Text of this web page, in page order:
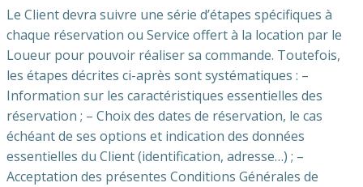
Le Client devra suivre une série d’étapes spécifiques à
chaque réservation ou Service offert à la location par le
Loueur pour pouvoir réaliser sa commande. Toutefois,
les étapes décrites ci-après sont systématiques : –
Information sur les caractéristiques essentielles des
réservation ; – Choix des dates de réservation, le cas
échéant de ses options et indication des données
essentielles du Client (identification, adresse…) ; –
Acceptation des présentes Conditions Générales de